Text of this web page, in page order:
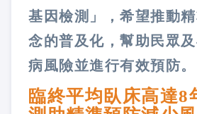
基因檢測」，希望推動
念的普及化，幫助民眾
病風險並進行有效預防。
臨終平均臥床高達